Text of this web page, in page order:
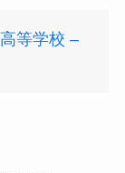
等学校 –